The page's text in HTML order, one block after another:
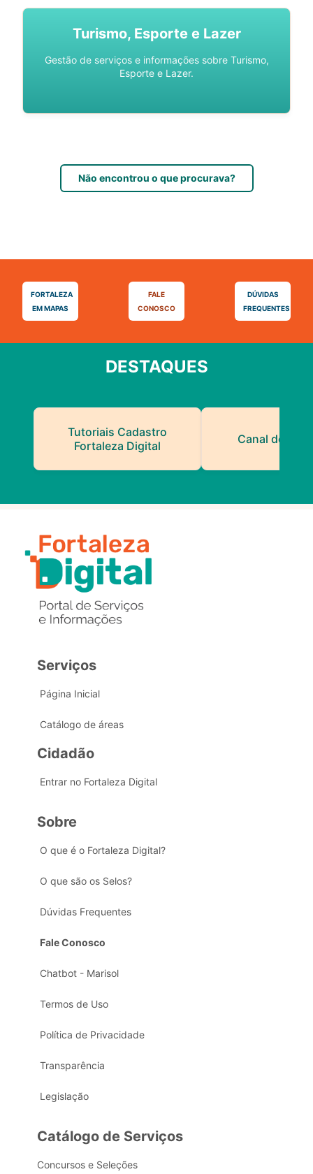
Turismo, Esporte e Lazer
Gestão de serviços e informações sobre Turismo,
Esporte e Lazer.
Não encontrou o que procurava?
FORTALEZA
EM MAPAS
FALE
CONOSCO
DÚVIDAS
FREQUENTES
DESTAQUES
Tutoriais Cadastro
Fortaleza Digital
Canal do
Serviços
Página Inicial
Catálogo de áreas
Cidadão
Entrar no Fortaleza Digital
Sobre
O que é o Fortaleza Digital?
O que são os Selos?
Dúvidas Frequentes
Fale Conosco
Chatbot - Marisol
Termos de Uso
Política de Privacidade
Transparência
Legislação
Catálogo de Serviços
Concursos e Seleções